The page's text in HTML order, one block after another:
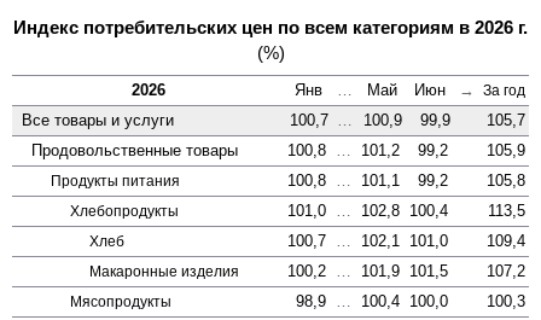
Индекс потребительских цен по всем категориям в 2026 г.
(%)
2026 Янв Май Июн → За год
Все товары и услуги 100,7 100,9 99,9
105,7
Продовольственные товары
100,8 101,2 99,2 105,9
Продукты питания 100,8 101,1 99,2 105,8
Хлебопродукты 101,0 102,8 100,4 113,5
Хлеб 100,7 102,1 101,0 109,4
Макаронные изделия 100,2 101,9 101,5 107,2
Мясопродукты 98,9 100,4 100,0 100,3